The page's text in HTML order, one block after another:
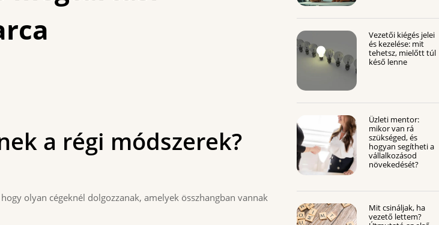
a régi módszerek?
olyan cégeknél dolgozzanak, amelyek összhangban vannak
Vezetői kiégés jelei
és kezelése: mit
tehetsz, mielőtt túl
késő lenne
Üzleti mentor:
mikor van rá
szükséged, és
hogyan segítheti a
vállalkozásod
növekedését?
Mit csináljak, ha
vezető lettem?